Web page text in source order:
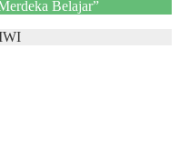
Belajar”